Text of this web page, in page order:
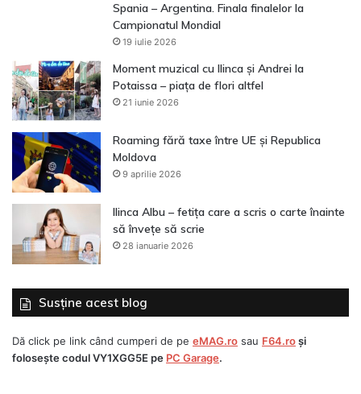
Spania – Argentina. Finala finalelor la
Campionatul Mondial
19 iulie 2026
Moment muzical cu Ilinca și Andrei la
Potaissa – piața de flori altfel
21 iunie 2026
Roaming fără taxe între UE și Republica
Moldova
9 aprilie 2026
Ilinca Albu – fetița care a scris o carte înainte
să învețe să scrie
28 ianuarie 2026
Susține acest blog
Dă click pe link când cumperi de pe eMAG.ro sau F64.roși
folosește codulVY1XGG5E pe PC Garage.